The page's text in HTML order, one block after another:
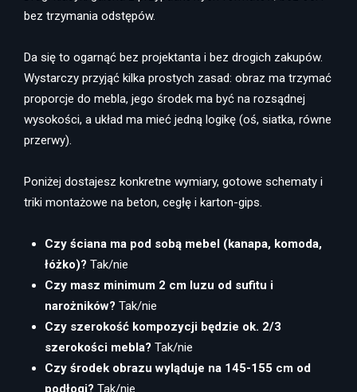
bez trzymania odstępów.
Da się to ogarnąć bez projektanta i bez drogich zakupów.
Wystarczy przyjąć kilka prostych zasad: obraz ma trzymać
proporcje do mebla, jego środek ma być na rozsądnej
wysokości, a układ ma mieć jedną logikę (oś, siatka, równe
przerwy).
Poniżej dostajesz konkretne wymiary, gotowe schematy i
triki montażowe na beton, cegłę i karton-gips.
Czy ściana ma pod sobą mebel (kanapa, komoda,
łóżko)? Tak/nie
Czy masz minimum 2 cm luzu od sufitu i
narożników? Tak/nie
Czy szerokość kompozycji będzie ok. 2/3
szerokości mebla? Tak/nie
Czy środek obrazu wyląduje na 145-155 cm od
podłogi? Tak/nie